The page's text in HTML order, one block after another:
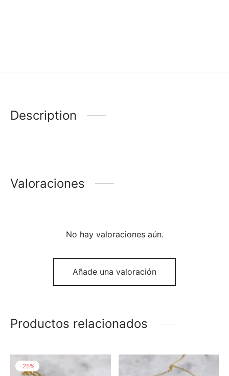
Description
Valoraciones
No hay valoraciones aún.
Añade una valoración
Productos relacionados
-25%